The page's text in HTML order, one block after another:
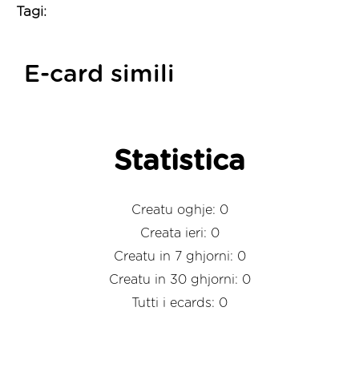
Tagi:
E-card simili
Statistica
Creatu oghje: 0
Creata ieri: 0
Creatu in 7 ghjorni: 0
Creatu in 30 ghjorni: 0
Tutti i ecards: 0